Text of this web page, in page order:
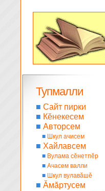
Тупмалли
■ Сайт пирки
■ Кĕнекесем
■ Авторсем
■ Шкул ачисем
■ Хайлавсем
■ Вулама сĕнетпĕр
■ Ачасем валли
■ Шкул вулавăшĕ
■ Ăмăртусем